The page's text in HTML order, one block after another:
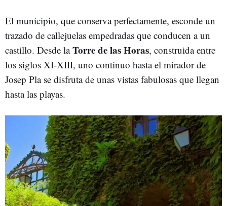
El municipio, que conserva perfectamente, esconde un
trazado de callejuelas empedradas que conducen a un
castillo. Desde laTorre de las Horas, construida entre
los siglos XI-XIII, uno continuo hasta el mirador de
Josep Pla se disfruta de unas vistas fabulosas que llegan
hasta las playas.